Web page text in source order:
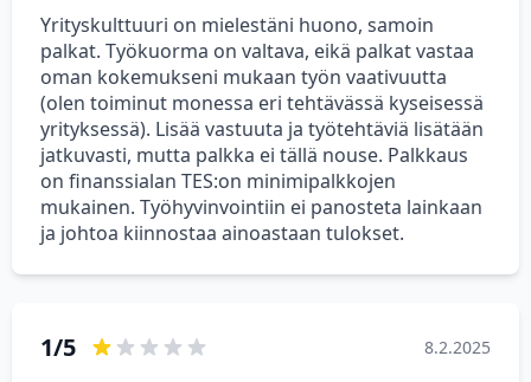
Yrityskulttuuri on mielestäni huono, samoin
palkat. Työkuorma on valtava, eikä palkat vastaa
oman kokemukseni mukaan työn vaativuutta
(olen toiminut monessa eri tehtävässä kyseisessä
yrityksessä). Lisää vastuuta ja työtehtäviä lisätään
jatkuvasti, mutta palkka ei tällä nouse. Palkkaus
on finanssialan TES:on minimipalkkojen
mukainen. Työhyvinvointiin ei panosteta lainkaan
ja johtoa kiinnostaa ainoastaan tulokset.
1/5 8.2.2025